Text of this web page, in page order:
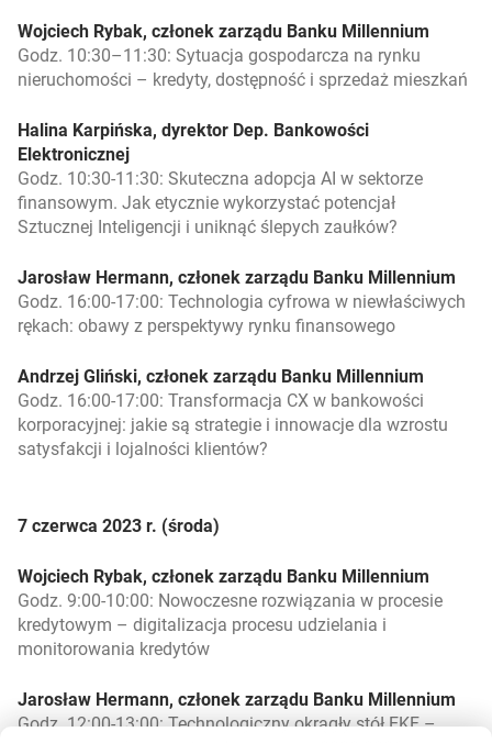
Wojciech Rybak, członek zarządu Banku Millennium
Godz. 10:30–11:30: Sytuacja gospodarcza na rynku
nieruchomości – kredyty, dostępność i sprzedaż mieszkań
Halina Karpińska, dyrektor Dep. Bankowości
Elektronicznej
Godz. 10:30-11:30: Skuteczna adopcja AI w sektorze
finansowym. Jak etycznie wykorzystać potencjał
Sztucznej Inteligencji i uniknąć ślepych zaułków?
Jarosław Hermann, członek zarządu Banku Millennium
Godz. 16:00-17:00: Technologia cyfrowa w niewłaściwych
rękach: obawy z perspektywy rynku finansowego
Andrzej Gliński, członek zarządu Banku Millennium
Godz. 16:00-17:00: Transformacja CX w bankowości
korporacyjnej: jakie są strategie i innowacje dla wzrostu
satysfakcji i lojalności klientów?
7 czerwca 2023 r. (środa)
Wojciech Rybak, członek zarządu Banku Millennium
Godz. 9:00-10:00: Nowoczesne rozwiązania w procesie
kredytowym – digitalizacja procesu udzielania i
monitorowania kredytów
Jarosław Hermann, członek zarządu Banku Millennium
Godz. 12:00-13:00: Technologiczny okrągły stół EKF –